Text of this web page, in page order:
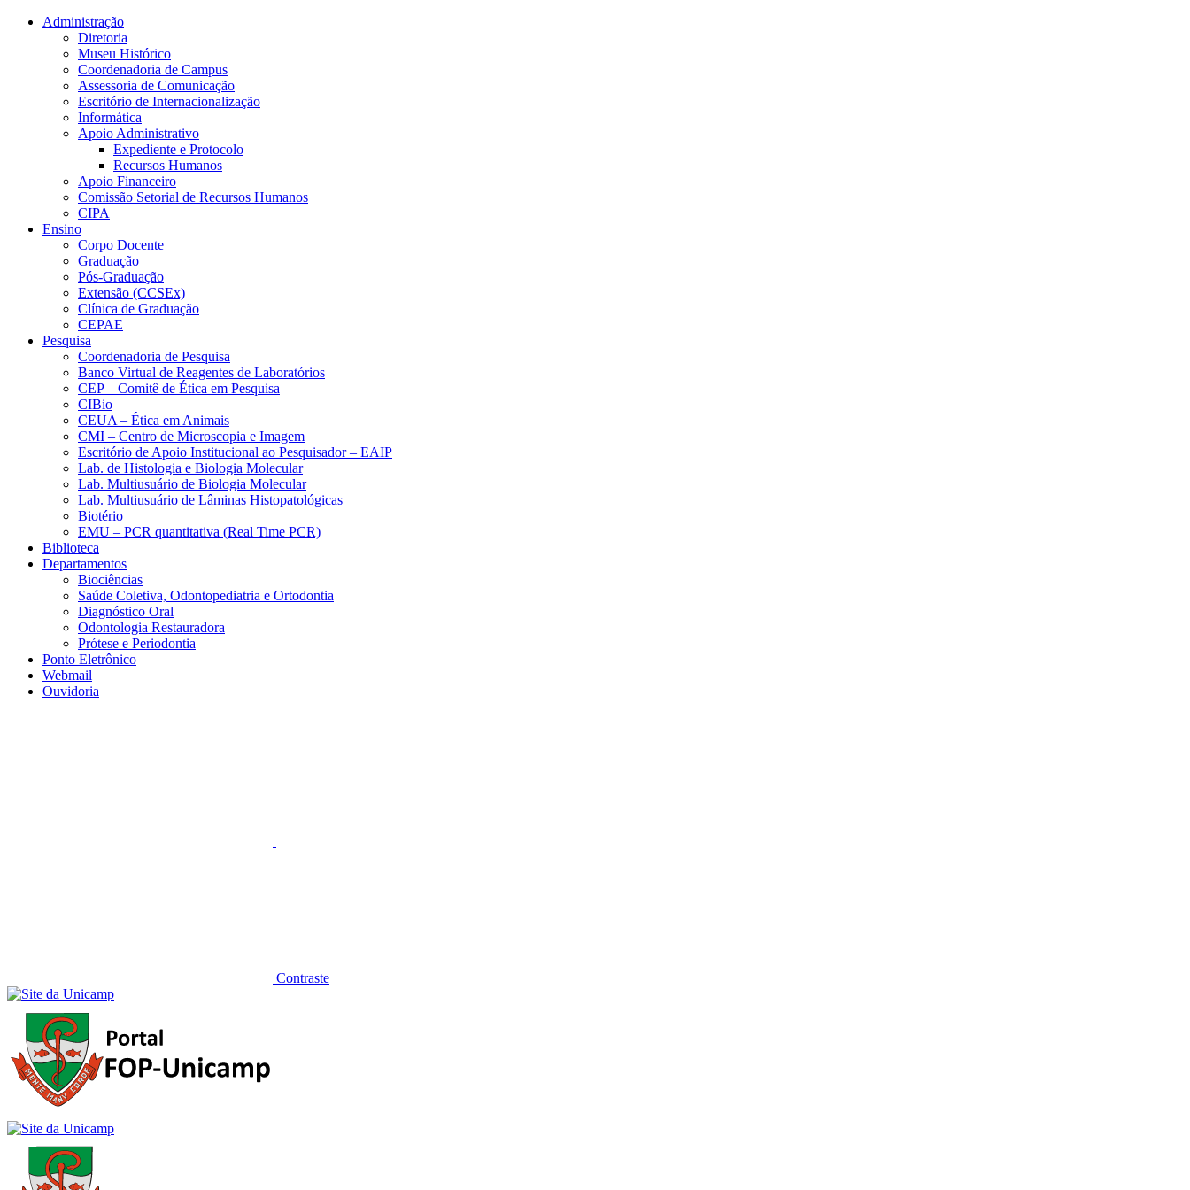
Conteúdo principal Menu principal
Administração
Diretoria
Museu Histórico
Coordenadoria de Campus
Assessoria de Comunicação
Escritório de Internacionalização
Informática
Apoio Administrativo
Expediente e Protocolo
Recursos Humanos
Apoio Financeiro
Comissão Setorial de Recursos Humanos
CIPA
Ensino
Corpo Docente
Graduação
Pós-Graduação
Extensão (CCSEx)
Clínica de Graduação
CEPAE
Pesquisa
Coordenadoria de Pesquisa
Banco Virtual de Reagentes de Laboratórios
CEP – Comitê de Ética em Pesquisa
CIBio
CEUA – Ética em Animais
CMI – Centro de Microscopia e Imagem
Escritório de Apoio Institucional ao Pesquisador – EAIP
Lab. de Histologia e Biologia Molecular
Lab. Multiusuário de Biologia Molecular
Lab. Multiusuário de Lâminas Histopatológicas
Biotério
EMU – PCR quantitativa (Real Time PCR)
Biblioteca
Departamentos
Biociências
Saúde Coletiva, Odontopediatria e Ortodontia
Diagnóstico Oral
Odontologia Restauradora
Prótese e Periodontia
Ponto Eletrônico
Webmail
Ouvidoria
Contraste